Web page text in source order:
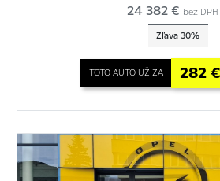
24 382 € bez DPH
Zľava 30%
TOTO AUTO UŽ ZA 282 €